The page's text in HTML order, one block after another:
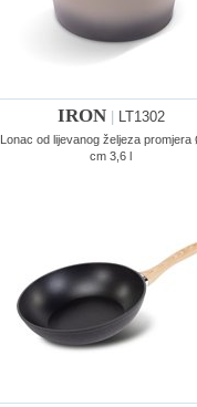
IRON LT1302
Lonac od lijevanog željeza promjera
cm 3,6 l